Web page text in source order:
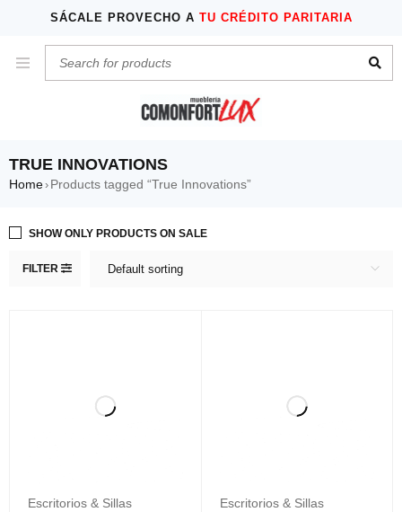
SÁCALE PROVECHO A TU CRÉDITO PARITARIA
TRUE INNOVATIONS
Home› Products tagged “True Innovations”
FILTER Default sorting
SHOW ONLY PRODUCTS ON SALE
Escritorios & Sillas
Escritorios & Sillas